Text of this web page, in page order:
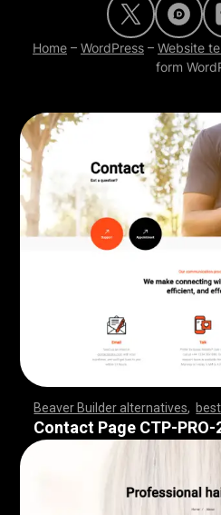
Home – WordPress – Website
form
Beaver Builder alternatives
,,,,,,,,,,,,,,,,,,,,,,,,,,,,, ,,,,,
,,,,,,,,,,,,,,,
Contact Page CTP-PRO-